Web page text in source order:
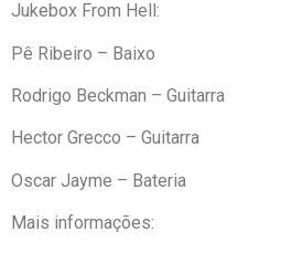
Jukebox From Hell:
Pê Ribeiro – Baixo
Rodrigo Beckman – Guitarra
Hector Grecco – Guitarra
Oscar Jayme – Bateria
Mais informações: